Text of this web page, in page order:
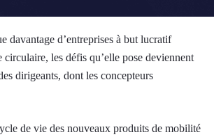
davantage d’entreprises à but lucratif
circulaire, les défis qu’elle pose deviennent
dirigeants, dont les concepteurs
de vie des nouveaux produits de mobilité